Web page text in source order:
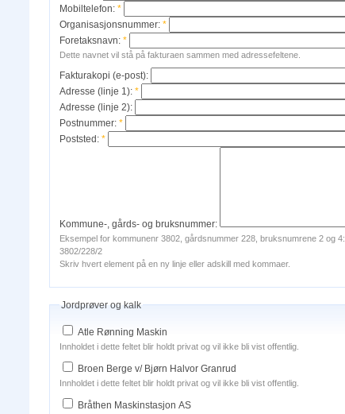
Mobiltelefon: *
Organisasjonsnummer: *
Foretaksnavn: *
Dette navnet vil stå på fakturaen sammen med adressefeltene.
Fakturakopi (e-post):
Adresse (linje 1): *
Adresse (linje 2):
Postnummer: *
Poststed: *
Kommune-, gårds- og bruksnummer:
Eksempel for kommunenr 3802, gårdsnummer 228, bruksnumrene 2 og 4:
3802/228/2
Skriv hvert element på en ny linje eller adskill med kommaer.
Jordprøver og kalk
Atle Rønning Maskin
Innholdet i dette feltet blir holdt privat og vil ikke bli vist offentlig.
Broen Berge v/ Bjørn Halvor Granrud
Innholdet i dette feltet blir holdt privat og vil ikke bli vist offentlig.
Bråthen Maskinstasjon AS